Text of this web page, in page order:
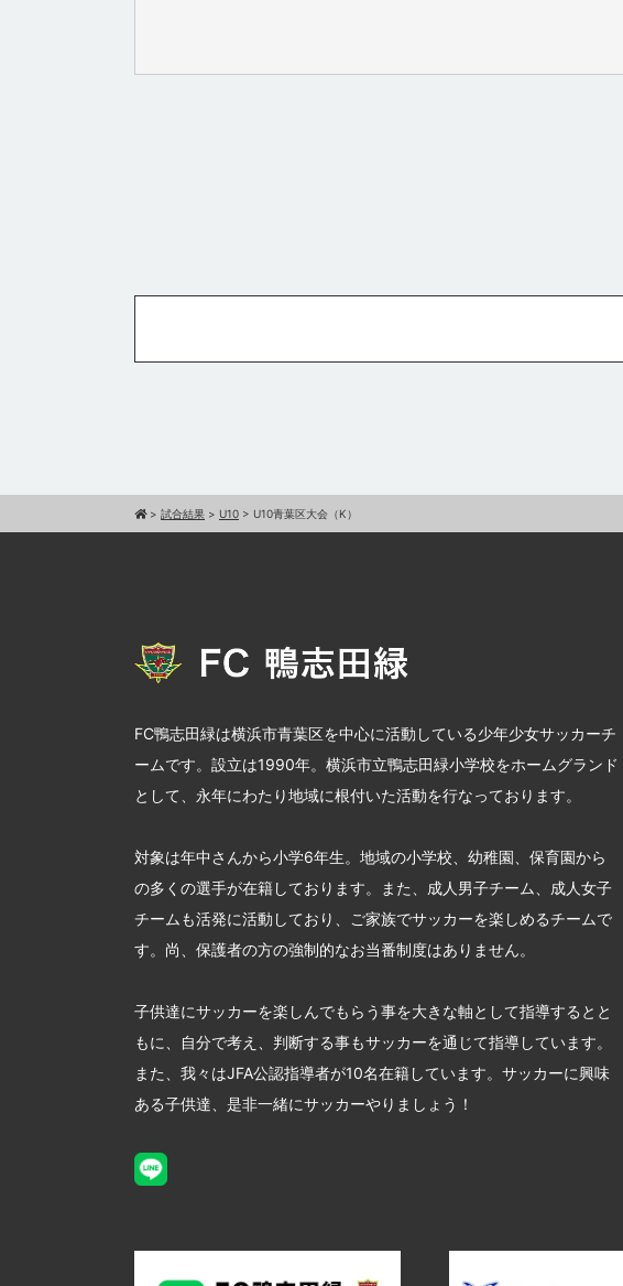
> 試合結果 > U10 > U10青葉区大会（K）
FC鴨志田緑は横浜市青葉区を中心に活動している少年少女サッカーチ
ームです。設立は1990年。横浜市立鴨志田緑小学校をホームグランド
として、永年にわたり地域に根付いた活動を行なっております。
対象は年中さんから小学6年生。地域の小学校、幼稚園、保育園から
の多くの選手が在籍しております。また、成人男子チーム、成人女子
チームも活発に活動しており、ご家族でサッカーを楽しめるチームで
す。尚、保護者の方の強制的なお当番制度はありません。
子供達にサッカーを楽しんでもらう事を大きな軸として指導するとと
もに、自分で考え、判断する事もサッカーを通じて指導しています。
また、我々はJFA公認指導者が10名在籍しています。サッカーに興味
ある子供達、是非一緒にサッカーやりましょう！